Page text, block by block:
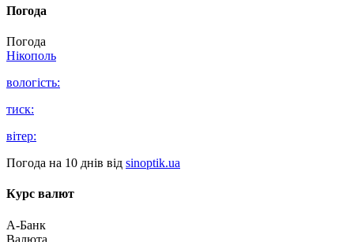
Погода
Погода
Нікополь
вологість:
тиск:
вітер:
Погода на 10 днів від sinoptik.ua
Курс валют
А-Банк
Валюта